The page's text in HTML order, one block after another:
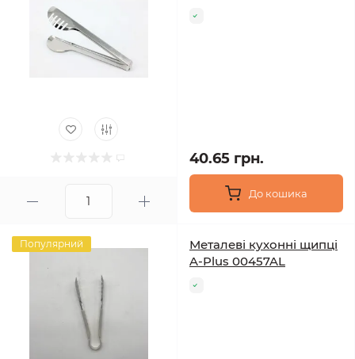
40.65 грн.
До кошика
Популярний
Металеві кухонні щипці
A-Plus 00457AL